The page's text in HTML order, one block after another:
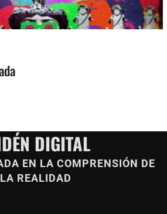
DIGITAL
EN LA COMPRENSIÓN DE
LA REALIDAD